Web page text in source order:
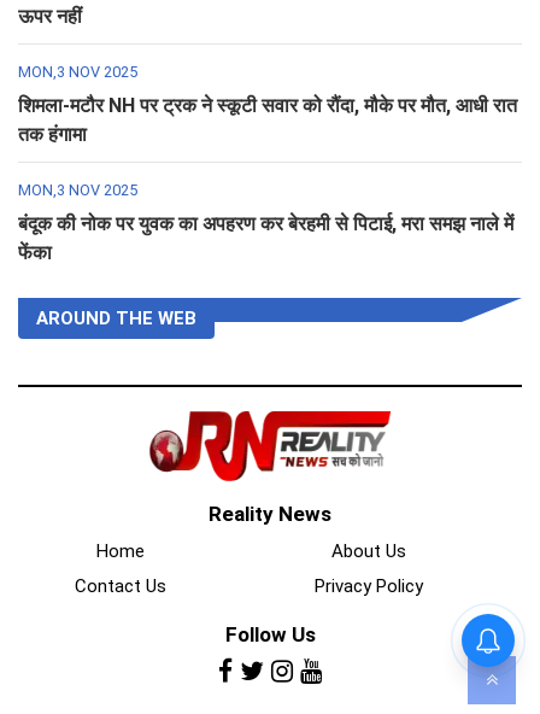
ऊपर नहीं
MON,3 NOV 2025
शिमला-मटौर NH पर ट्रक ने स्कूटी सवार को रौंदा, मौके पर मौत, आधी रात
तक हंगामा
MON,3 NOV 2025
बंदूक की नोक पर युवक का अपहरण कर बेरहमी से पिटाई, मरा समझ नाले में
फेंका
AROUND THE WEB
Reality News
Home
About Us
Contact Us
Privacy Policy
Follow Us